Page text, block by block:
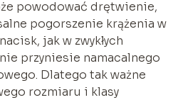
powodować drętwienie,
pogorszenie krążenia w
jak w zwykłych
przyniesie namacalnego
Dlatego tak ważne
rozmiaru i klasy